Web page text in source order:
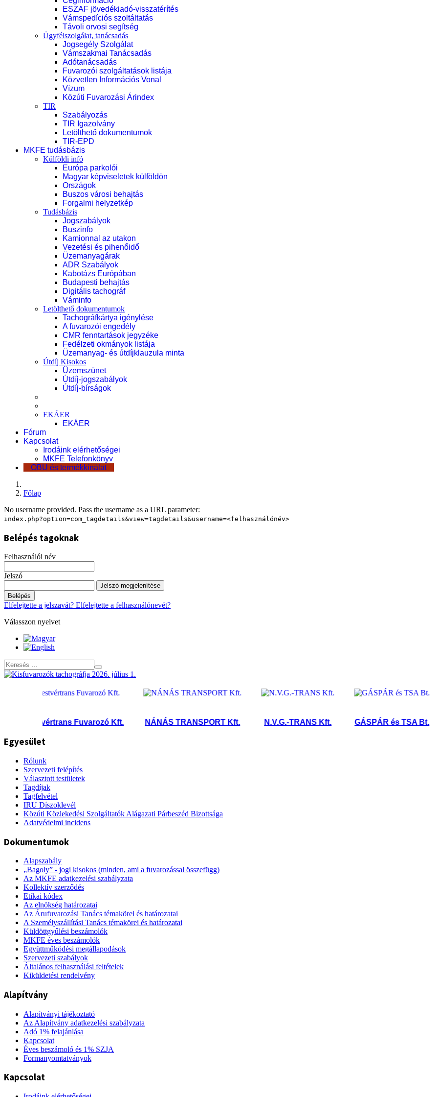
ESZAF jövedékiadó-visszatérítés
Vámspedíciós szoltáltatás
Távoli orvosi segítség
Ügyfélszolgálat, tanácsadás
Jogsegély Szolgálat
Vámszakmai Tanácsadás
Adótanácsadás
Fuvarozói szolgáltatások listája
Közvetlen Információs Vonal
Vízum
Közúti Fuvarozási Árindex
TIR
Szabályozás
TIR Igazolvány
Letölthető dokumentumok
TIR-EPD
MKFE tudásbázis
Külföldi infó
Európa parkolói
Magyar képviseletek külföldön
Országok
Buszos városi behajtás
Forgalmi helyzetkép
Tudásbázis
Jogszabályok
Buszinfo
Kamionnal az utakon
Vezetési és pihenőidő
Üzemanyagárak
ADR Szabályok
Kabotázs Európában
Budapesti behajtás
Digitális tachográf
Váminfo
Letölthető dokumentumok
Tachográfkártya igénylése
A fuvarozói engedély
CMR fenntartások jegyzéke
Fedélzeti okmányok listája
Üzemanyag- és útdíjklauzula minta
Útdíj Kisokos
Üzemszünet
Útdíj-jogszabályok
Útdíj-bírságok
EKÁER
EKÁER
Fórum
Kapcsolat
Irodáink elérhetőségei
MKFE Telefonkönyv
OBU és termékkínálat
Főlap
No username provided. Pass the username as a URL parameter:
index.php?option=com_tagdetails&view=tagdetails&username=<felhasználónév>
Belépés tagoknak
Felhasználói név
Jelszó
Jelszó megjelenítése
Belépés
Elfelejtette a jelszavát? Elfelejtette a felhasználónevét?
Válasszon nyelvet
Testvértrans Fuvarozó Kft. NÁNÁS TRANSPORT Kft. N.V.G.-TRANS Kft. GÁSPÁR és TSA Bt.
Egyesület
Rólunk
Szervezeti felépítés
Választott testületek
Tagdíjak
Tagfelvétel
IRU Díszoklevél
Közúti Közlekedési Szolgáltatók Alágazati Párbeszéd Bizottsága
Adatvédelmi incidens
Dokumentumok
Alapszabály
„Bagoly” - jogi kisokos (minden, ami a fuvarozással összefügg)
Az MKFE adatkezelési szabályzata
Kollektív szerződés
Etikai kódex
Az elnökség határozatai
Az Árufuvarozási Tanács témakörei és határozatai
A Személyszállítási Tanács témakörei és határozatai
Küldöttgyűlési beszámolók
MKFE éves beszámolók
Együttműködési megállapodások
Szervezeti szabályok
Általános felhasználási feltételek
Kiküldetési rendelvény
Alapítvány
Alapítványi tájékoztató
Az Alapítvány adatkezelési szabályzata
Adó 1% felajánlása
Kapcsolat
Éves beszámoló és 1% SZJA
Formanyomtatványok
Kapcsolat